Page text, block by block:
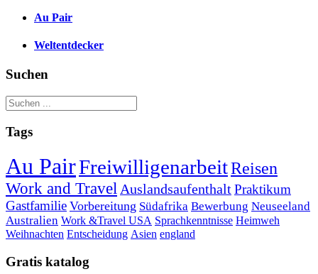
Au Pair
Weltentdecker
Suchen
Tags
Au PairFreiwilligenarbeitReisen
Work and Travel AuslandsaufenthaltPraktikum
Gastfamilie Vorbereitung Südafrika Bewerbung Neuseeland
Australien Work &Travel USA Sprachkenntnisse Heimweh
Weihnachten Entscheidung Asien england
Gratis katalog